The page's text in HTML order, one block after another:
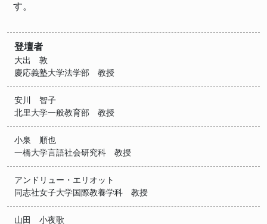
す。
登壇者
大出 敦
慶応義塾大学法学部 教授
安川 智子
北里大学一般教育部 教授
小泉 順也
一橋大学言語社会研究科 教授
アンドリュー・エリオット
同志社女子大学国際教養学科 教授
山田 小夜歌